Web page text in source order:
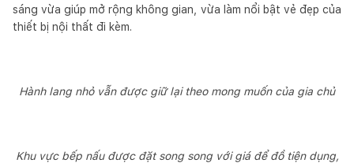
sáng vừa giúp mở rộng không gian, vừa làm nổi bật vẻ đẹp của
thiết bị nội thất đi kèm.
Hành lang nhỏ vẫn được giữ lại theo mong muốn của gia chủ
Khu vực bếp nấu được đặt song song với giá để đồ tiện dụng,